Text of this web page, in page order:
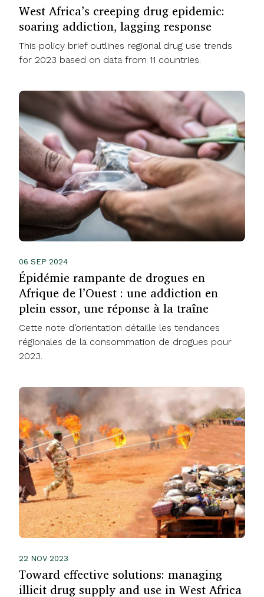
West Africa’s creeping drug epidemic:
soaring addiction, lagging response
This policy brief outlines regional drug use trends
for 2023 based on data from 11 countries.
06 SEP 2024
Épidémie rampante de drogues en
Afrique de l’Ouest : une addiction en
plein essor, une réponse à la traîne
Cette note d’orientation détaille les tendances
régionales de la consommation de drogues pour
2023.
22 NOV 2023
Toward effective solutions: managing
illicit drug supply and use in West Africa